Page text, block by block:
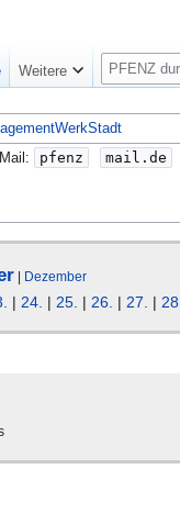
pfenz mail.de
| Dezember
| 24. | 25. | 26. | 27. | 28.
Weitere
S
u
c
h
e